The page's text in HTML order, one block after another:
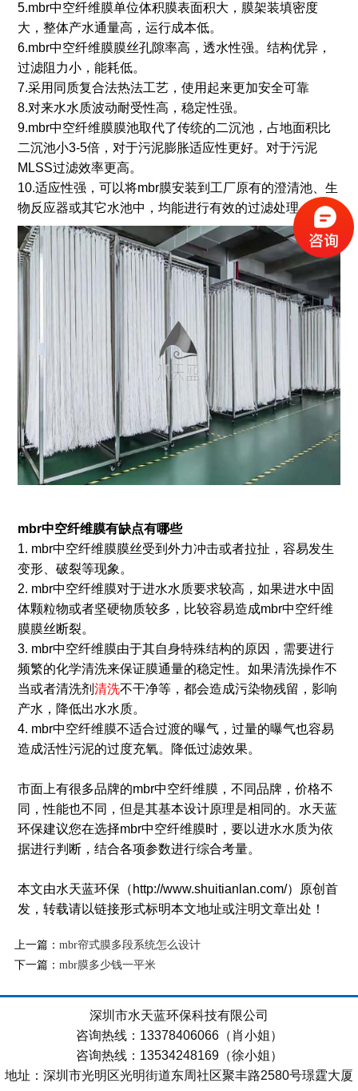
5.mbr中空纤维膜单位体积膜表面积大，膜架装填密度
大，整体产水通量高，运行成本低。
6.mbr中空纤维膜膜丝孔隙率高，透水性强。结构优异，
过滤阻力小，能耗低。
7.采用同质复合法热法工艺，使用起来更加安全可靠
8.对来水水质波动耐受性高，稳定性强。
9.mbr中空纤维膜膜池取代了传统的二沉池，占地面积比
二沉池小3-5倍，对于污泥膨胀适应性更好。对于污泥
MLSS过滤效率更高。
10.适应性强，可以将mbr膜安装到工厂原有的澄清池、生
物反应器或其它水池中，均能进行有效的过滤处理。
mbr中空纤维膜有缺点有哪些
1. mbr中空纤维膜膜丝受到外力冲击或者拉扯，容易发生
变形、破裂等现象。
2. mbr中空纤维膜对于进水水质要求较高，如果进水中固
体颗粒物或者坚硬物质较多，比较容易造成mbr中空纤维
膜膜丝断裂。
3. mbr中空纤维膜由于其自身特殊结构的原因，需要进行
频繁的化学清洗来保证膜通量的稳定性。如果清洗操作不
当或者清洗剂 清洗不干净等，都会造成污染物残留，影响
产水，降低出水水质。
4. mbr中空纤维膜不适合过渡的曝气，过量的曝气也容易
造成活性污泥的过度充氧。降低过滤效果。
市面上有很多品牌的mbr中空纤维膜，不同品牌，价格不
同，性能也不同，但是其基本设计原理是相同的。水天蓝
环保建议您在选择mbr中空纤维膜时，要以进水水质为依
据进行判断，结合各项参数进行综合考量。
本文由水天蓝环保（http://www.shuitianlan.com/）原创首
发，转载请以链接形式标明本文地址或注明文章出处！
上一篇： mbr帘式膜多段系统怎么设计
下一篇： mbr膜多少钱一平米
深圳市水天蓝环保科技有限公司
咨询热线：13378406066（肖小姐）
咨询热线：13534248169（徐小姐）
地址：深圳市光明区光明街道东周社区聚丰路2580号璟霆大厦